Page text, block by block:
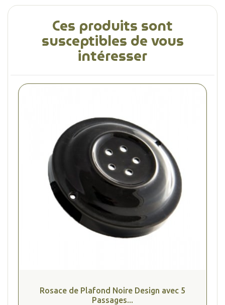
Ces produits sont
susceptibles de vous
intéresser
Rosace de Plafond Noire Design avec 5
Passages...